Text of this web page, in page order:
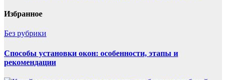
Избранное
Без рубрики
Способы установки окон: особенности, этапы и
рекомендации